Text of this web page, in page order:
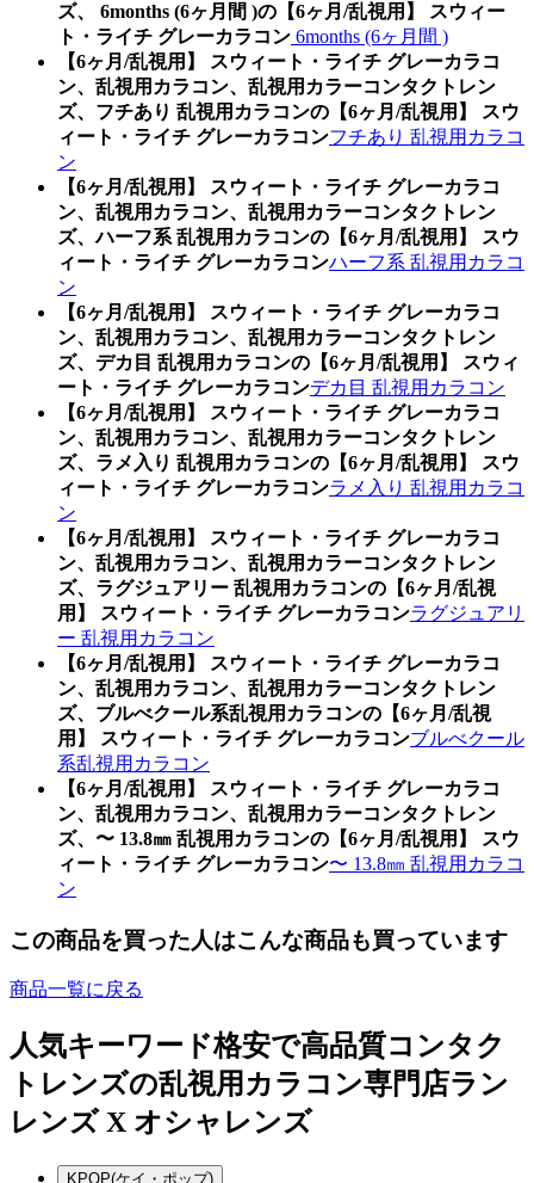
ズ、 6months (6ヶ月間 )の【6ヶ月/乱視用】 スウィー
ト・ライチ グレーカラコン 6months (6ヶ月間 )
【6ヶ月/乱視用】 スウィート・ライチ グレーカラコ
ン、乱視用カラコン、乱視用カラーコンタクトレン
ズ、フチあり 乱視用カラコンの【6ヶ月/乱視用】 スウ
ィート・ライチ グレーカラコンフチあり 乱視用カラコ
ン
【6ヶ月/乱視用】 スウィート・ライチ グレーカラコ
ン、乱視用カラコン、乱視用カラーコンタクトレン
ズ、ハーフ系 乱視用カラコンの【6ヶ月/乱視用】 スウ
ィート・ライチ グレーカラコンハーフ系 乱視用カラコ
ン
【6ヶ月/乱視用】 スウィート・ライチ グレーカラコ
ン、乱視用カラコン、乱視用カラーコンタクトレン
ズ、デカ目 乱視用カラコンの【6ヶ月/乱視用】 スウィ
ート・ライチ グレーカラコンデカ目 乱視用カラコン
【6ヶ月/乱視用】 スウィート・ライチ グレーカラコ
ン、乱視用カラコン、乱視用カラーコンタクトレン
ズ、ラメ入り 乱視用カラコンの【6ヶ月/乱視用】 スウ
ィート・ライチ グレーカラコンラメ入り 乱視用カラコ
ン
【6ヶ月/乱視用】 スウィート・ライチ グレーカラコ
ン、乱視用カラコン、乱視用カラーコンタクトレン
ズ、ラグジュアリー 乱視用カラコンの【6ヶ月/乱視
用】 スウィート・ライチ グレーカラコンラグジュアリ
ー 乱視用カラコン
【6ヶ月/乱視用】 スウィート・ライチ グレーカラコ
ン、乱視用カラコン、乱視用カラーコンタクトレン
ズ、ブルべクール系乱視用カラコンの【6ヶ月/乱視
用】 スウィート・ライチ グレーカラコンブルべクール
系乱視用カラコン
【6ヶ月/乱視用】 スウィート・ライチ グレーカラコ
ン、乱視用カラコン、乱視用カラーコンタクトレン
ズ、〜 13.8㎜ 乱視用カラコンの【6ヶ月/乱視用】 スウ
ィート・ライチ グレーカラコン〜 13.8㎜ 乱視用カラコ
ン
この商品を買った人はこんな商品も買っています
商品一覧に戻る
人気キーワード格安で高品質コンタク
トレンズの乱視用カラコン専門店ラン
レンズ X オシャレンズ